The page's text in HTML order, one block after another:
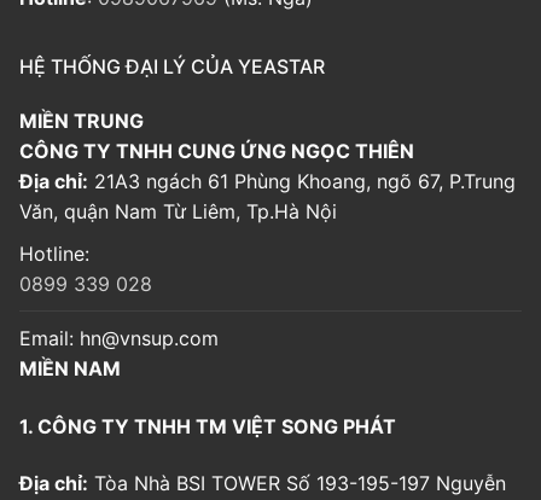
HỆ THỐNG ĐẠI LÝ CỦA YEASTAR
MIỀN TRUNG
CÔNG TY TNHH CUNG ỨNG NGỌC THIÊN
Địa chỉ: 21A3 ngách 61 Phùng Khoang, ngõ 67, P.Trung
Văn, quận Nam Từ Liêm, Tp.Hà Nội
Hotline:
0899 339 028
Email: hn@vnsup.com
MIỀN NAM
1. CÔNG TY TNHH TM VIỆT SONG PHÁT
Địa chỉ: Tòa Nhà BSI TOWER Số 193-195-197 Nguyễn